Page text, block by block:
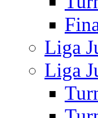
Liga
Liga